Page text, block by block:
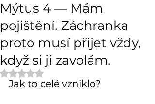
Mýtus 4 — Mám
pojištění. Záchranka
proto musí přijet vždy,
když si ji zavolám.
Hodnoceno NaN z 5 hvězdiček.
Jak to celé vzniklo?